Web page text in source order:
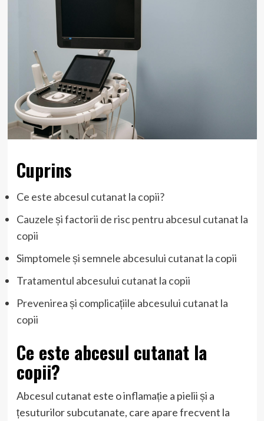
Cuprins
Ce este abcesul cutanat la copii?
Cauzele și factorii de risc pentru abcesul cutanat la
copii
Simptomele și semnele abcesului cutanat la copii
Tratamentul abcesului cutanat la copii
Prevenirea și complicațiile abcesului cutanat la
copii
Ce este abcesul cutanat la
copii?
Abcesul cutanat este o inflamație a pielii și a
țesuturilor subcutanate, care apare frecvent la